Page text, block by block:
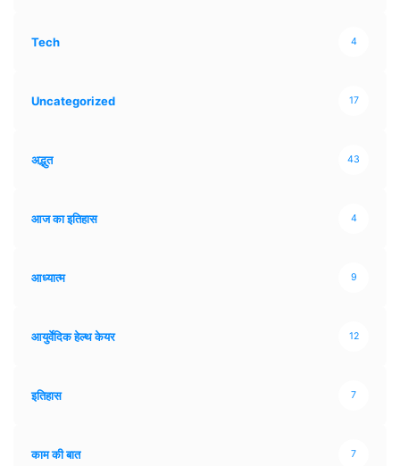
Tech 4
Uncategorized 17
अद्भुत 43
आज का इतिहास 4
आध्यात्म 9
आयुर्वेदिक हेल्थ केयर 12
इतिहास 7
काम की बात 7